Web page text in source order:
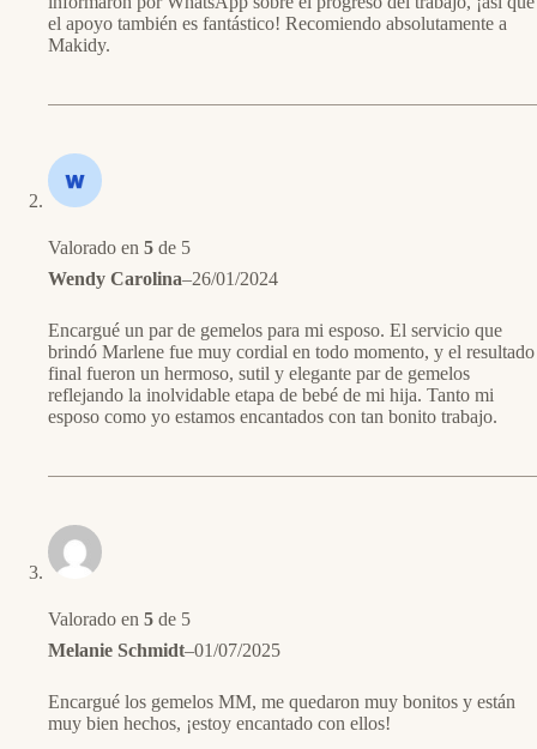
el apoyo también es fantástico! Recomiendo absolutamente a
Makidy.
Valorado en 5 de 5
Wendy Carolina–26/01/2024
Encargué un par de gemelos para mi esposo. El servicio que
brindó Marlene fue muy cordial en todo momento, y el resultado
final fueron un hermoso, sutil y elegante par de gemelos
reflejando la inolvidable etapa de bebé de mi hija. Tanto mi
esposo como yo estamos encantados con tan bonito trabajo.
Valorado en 5 de 5
Melanie Schmidt–01/07/2025
Encargué los gemelos MM, me quedaron muy bonitos y están
muy bien hechos, ¡estoy encantado con ellos!